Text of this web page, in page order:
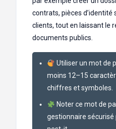
contrats, pièces d’identité
clients, tout en laissant le
documents publics.
Utiliser un mot de
moins 12–15
chiffres et symboles.
Noter ce mot de
gestionnaire sécurisé